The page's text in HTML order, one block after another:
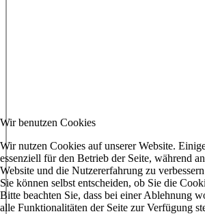
Wir benutzen Cookies
Wir nutzen Cookies auf unserer Website.
essenziell für den Betrieb der Seite, während
Website und die Nutzererfahrung zu
Sie können selbst entscheiden, ob Sie die
Bitte beachten Sie, dass bei einer Ablehnung
alle Funktionalitäten der Seite zur Verfügung